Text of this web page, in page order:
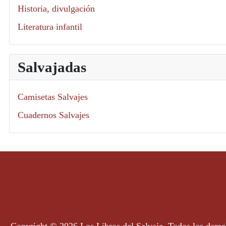
Historia, divulgación
Literatura infantil
Salvajadas
Camisetas Salvajes
Cuadernos Salvajes